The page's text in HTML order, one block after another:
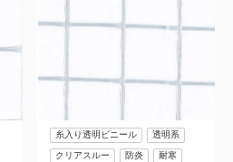
糸入り透明ビニール 透明系
クリアスルー 防炎 耐寒